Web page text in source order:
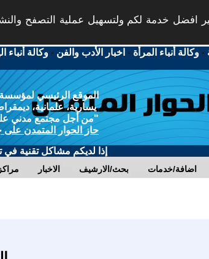
افضل خدمة لكم ولتسهيل عملية التصفح
-وكالة أنباء المرأة - اخبار الأدب والفن -وكالة أنباء
الموقع الرئيسي لمؤسسة
يسارية، علمانية،
"من أجل مجتمع مدني
حاز الحوار المتمدن على
إذا لديكم مشاكل تقنية في
مراكز الاخبار بحث/الارشيف اضافة/خدمات